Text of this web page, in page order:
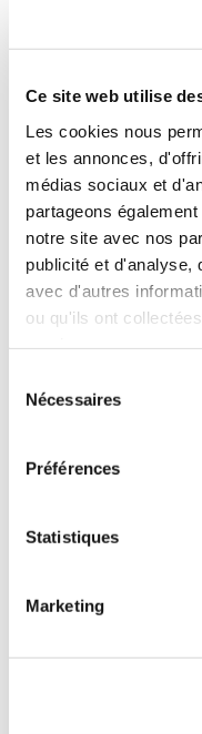
Ce site web utilise
Les cookies nous
et les annonces,
médias sociaux et
partageons
notre site avec nos
publicité et d'analyse,
avec d'autres
ou qu'ils ont
Nécessaires
Préférences
Statistiques
Marketing
Maternelle
19€00
Christine Lemoine
ABÉCÉCRITURE